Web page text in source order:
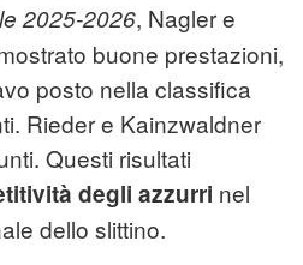
2025‑2026, Nagler e
buone prestazioni,
posto nella classifica
Rieder e Kainzwaldner
Questi risultati
degli azzurri nel
dello slittino.